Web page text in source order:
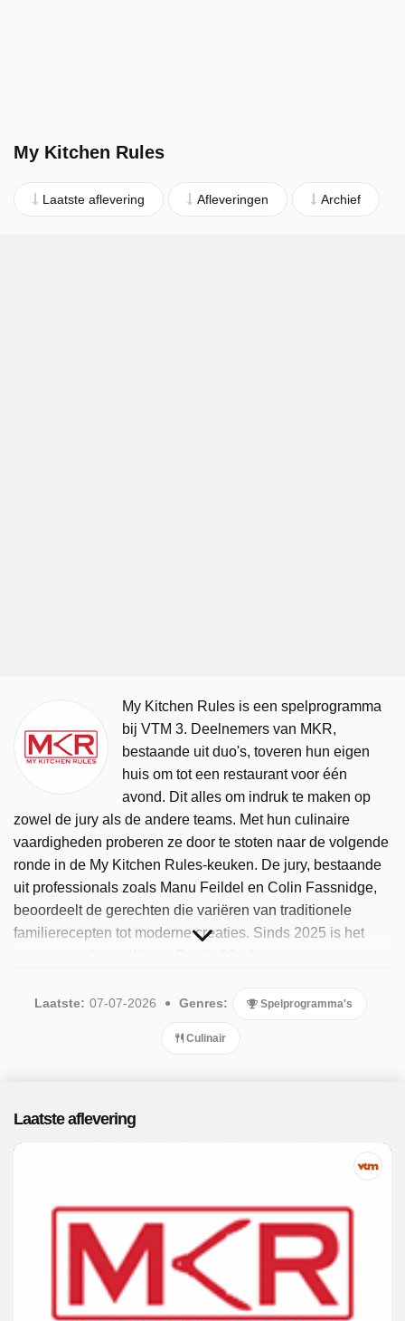
My Kitchen Rules
Laatste aflevering Afleveringen Archief
My Kitchen Rules is een spelprogramma
bij VTM 3. Deelnemers van MKR,
bestaande uit duo's, toveren hun eigen
huis om tot een restaurant voor één
avond. Dit alles om indruk te maken op
zowel de jury als de andere teams. Met hun culinaire
vaardigheden proberen ze door te stoten naar de volgende
ronde in de My Kitchen Rules-keuken. De jury, bestaande
uit professionals zoals Manu Feildel en Colin Fassnidge,
beoordeelt de gerechten die variëren van traditionele
familierecepten tot moderne creaties. Sinds 2025 is het
Laatste: 07-07-2026 Genres: Spelprogramma's
Culinair
Laatste aflevering